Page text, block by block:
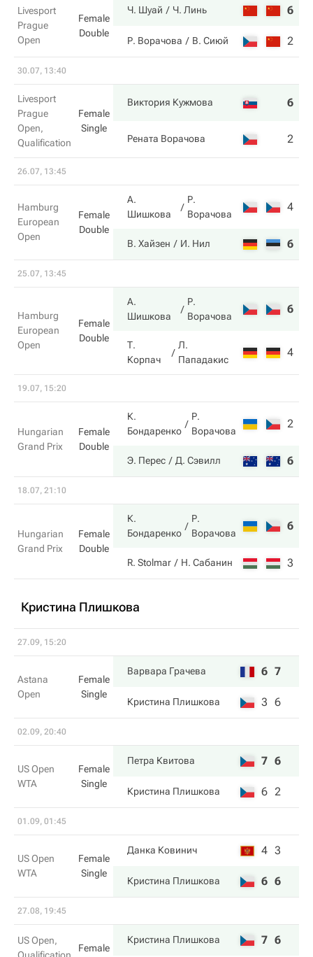
Livesport
Prague
Open
Female
Double
Ч. Шуай Ч. Линь 6
Р. Ворачова В. Сиюй 2
30.07, 13:40
Livesport
Prague
Open,
Qualification
Female
Single
Виктория Кужмова 6
Рената Ворачова 2
26.07, 13:45
Hamburg
European
Open
Female
Double
А.
Шишкова
Р.
Ворачова
4
В. Хайзен И. Нил 6
25.07, 13:45
Hamburg
European
Open
Female
Double
А.
Шишкова
Р.
Ворачова
6
Т.
Корпач
Л.
Пападакис
4
19.07, 15:20
Hungarian
Grand Prix
Female
Double
К.
Бондаренко
Р.
Ворачова
2
Э. Перес Д. Сэвилл 6
18.07, 21:10
Hungarian
Grand Prix
Female
Double
К.
Бондаренко
Р.
Ворачова
6
R. Stolmar Н. Сабанин 3
Кристина Плишкова
27.09, 15:20
Astana
Open
Female
Single
Варвара Грачева 6 7
Кристина Плишкова 3 6
02.09, 20:40
US Open
WTA
Female
Single
Петра Квитова 7 6
Кристина Плишкова 6 2
01.09, 01:45
US Open
WTA
Female
Single
Данка Ковинич 4 3
Кристина Плишкова 6 6
27.08, 19:45
US Open,
Female
Кристина Плишкова 7 6